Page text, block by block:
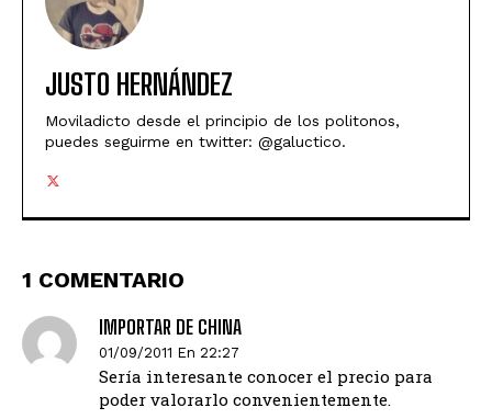
JUSTO HERNÁNDEZ
Moviladicto desde el principio de los politonos,
puedes seguirme en twitter: @galuctico.
1 COMENTARIO
IMPORTAR DE CHINA
01/09/2011 En 22:27
Sería interesante conocer el precio para
poder valorarlo convenientemente.